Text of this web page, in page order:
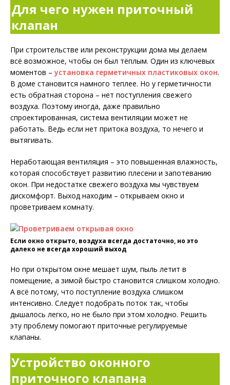
Для чего нужен приточный
клапан
При строительстве или реконструкции дома мы делаем
всё возможное, чтобы он был тёплым. Один из ключевых
моментов – установка герметичных пластиковых окон.
В доме становится намного теплее. Но у герметичности
есть обратная сторона – нет поступления свежего
воздуха. Поэтому иногда, даже правильно
спроектированная, система вентиляции может не
работать. Ведь если нет притока воздуха, то нечего и
вытягивать.
Неработающая вентиляция – это повышенная влажность,
которая способствует развитию плесени и запотеванию
окон. При недостатке свежего воздуха мы чувствуем
дискомфорт. Выход находим – открываем окно и
проветриваем комнату.
Если окно открыто, воздуха всегда достаточно, но это
далеко не всегда хороший выход
Но при открытом окне мешает шум, пыль летит в
помещение, а зимой быстро становится слишком холодно.
А всё потому, что поступление воздуха слишком
интенсивно. Следует подобрать поток так, чтобы
дышалось легко, но не было при этом холодно. Решить
эту проблему помогают приточные регулируемые
клапаны.
Устройство оконного
приточного клапана